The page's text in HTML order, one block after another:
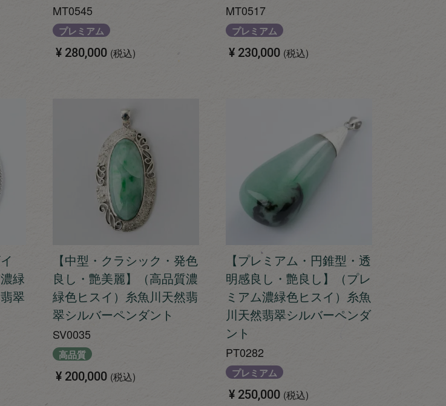
MT0545
プレミアム
¥ 280,000 税込
MT0517
プレミアム
¥ 230,000 税込
緑
翠
【中型・クラシック・発色
良し・艶美麗】（高品質濃
緑色ヒスイ）糸魚川天然翡
翠シルバーペンダント
SV0035
高品質
¥ 200,000 税込
【プレミアム・円錐型・透
明感良し・艶良し】（プレ
ミアム濃緑色ヒスイ）糸魚
川天然翡翠シルバーペンダ
ント
PT0282
プレミアム
¥ 250,000 税込